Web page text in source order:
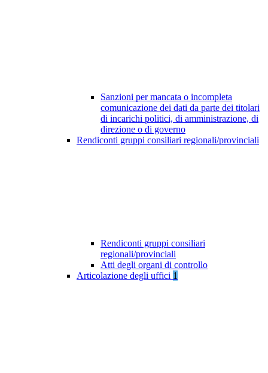
Sanzioni per mancata o incompleta
comunicazione dei dati da parte dei titolari
di incarichi politici, di amministrazione, di
direzione o di governo
Rendiconti gruppi consiliari regionali/provinciali
Rendiconti gruppi consiliari
regionali/provinciali
Atti degli organi di controllo
Articolazione degli uffici 1